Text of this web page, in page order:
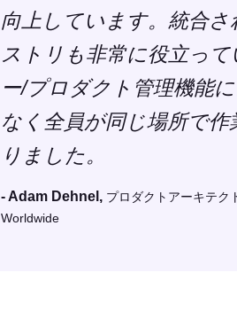
向上しています。統合
ストリも非常に役立っ
ー/プロダクト管理機能
なく全員が同じ場所で
りました。
- Adam Dehnel, プロダクトアーキテク
Worldwide